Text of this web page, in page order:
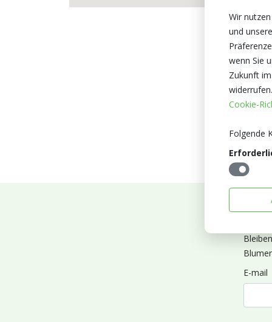
E-mail
Wir
und
wenn Sie
Zukunft
Cookie-
Folgende